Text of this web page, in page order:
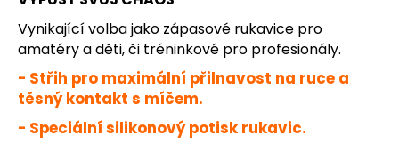
Vynikající volba jako zápasové rukavice pro
amatéry a děti, či tréninkové pro profesionály.
- Střih pro maximální přilnavost na ruce a
těsný kontakt s míčem.
- Speciální silikonový potisk rukavic.
u
j
e
m
e